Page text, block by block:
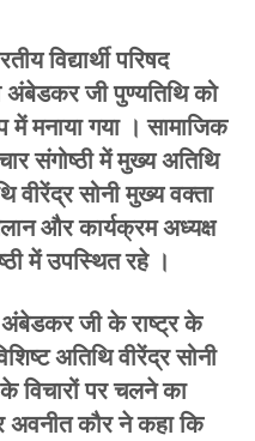
विद्यार्थी परिषद
अंबेडकर जी पुण्यतिथि को
मनाया गया । सामाजिक
संगोष्ठी में मुख्य अतिथि
वीरेंद्र सोनी मुख्य वक्ता
और कार्यक्रम अध्यक्ष
में उपस्थित रहे ।
अंबेडकर जी के राष्ट्र के
अतिथि वीरेंद्र सोनी
विचारों पर चलने का
अवनीत कौर ने कहा कि